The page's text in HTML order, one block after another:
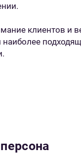
клиентов и
наиболее